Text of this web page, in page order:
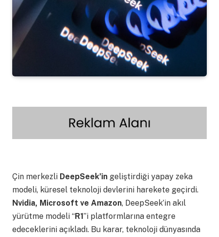
Çin merkezli DeepSeek’in geliştirdiği yapay zeka
modeli, küresel teknoloji devlerini harekete geçirdi.
Nvidia, Microsoft ve Amazon, DeepSeek’in akıl
yürütme modeli “R1”i platformlarına entegre
edeceklerini açıkladı. Bu karar, teknoloji dünyasında